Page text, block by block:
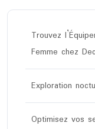
Trouvez
Femme chez
Exploration
Optimisez vos